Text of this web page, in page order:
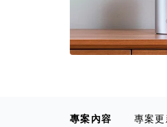
專案內容 專案更